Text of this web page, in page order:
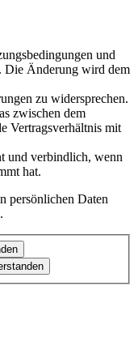
und
Die Änderung wird dem
zu widersprechen.
zwischen dem
Vertragsverhältnis mit
und verbindlich, wenn
hat.
persönlichen Daten